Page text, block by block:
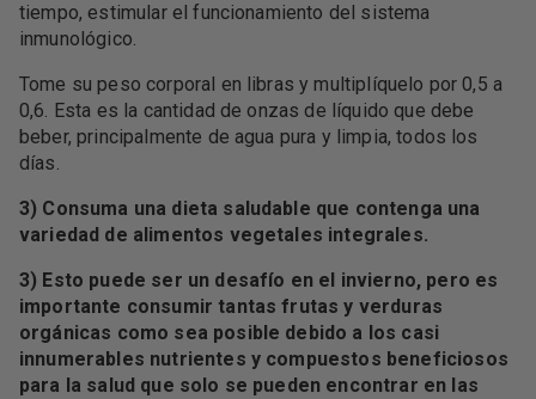
tiempo, estimular el funcionamiento del sistema
inmunológico.
Tome su peso corporal en libras y multiplíquelo por 0,5 a
0,6. Esta es la cantidad de onzas de líquido que debe
beber, principalmente de agua pura y limpia, todos los
días.
3) Consuma una dieta saludable que contenga una
variedad de alimentos vegetales integrales.
3) Esto puede ser un desafío en el invierno, pero es
importante consumir tantas frutas y verduras
orgánicas como sea posible debido a los casi
innumerables nutrientes y compuestos beneficiosos
para la salud que solo se pueden encontrar en las